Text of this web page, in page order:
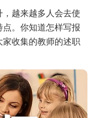
越来越多人会去使
。你知道怎样写报
收集的教师的述职